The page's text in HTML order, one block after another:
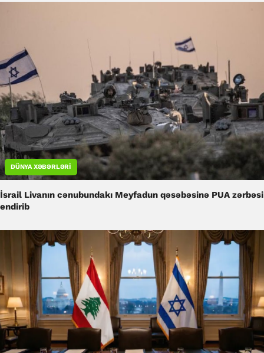
DÜNYA XƏBƏRLƏRI
İsrail Livanın cənubundakı Meyfadun qəsəbəsinə PUA zərbəsi
endirib